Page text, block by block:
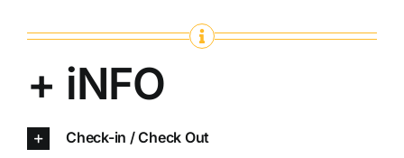
+ iNFO
Check-in / Check Out